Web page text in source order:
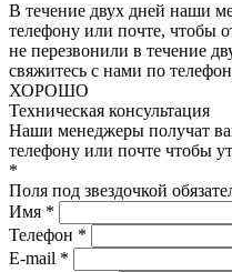
В течение двух дней наши
телефону или почте, чтобы
не перезвонили в течение
свяжитесь с нами по
ХОРОШО
Техническая консультация
Наши менеджеры получат
телефону или почте чтобы
*
Поля под звездочкой
Имя *
Телефон *
E-mail *